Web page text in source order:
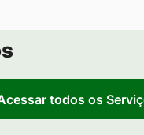
todos os